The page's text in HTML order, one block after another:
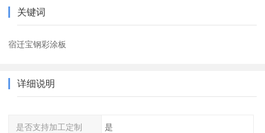
关键词
宿迁宝钢彩涂板
详细说明
是否支持加工定制 是